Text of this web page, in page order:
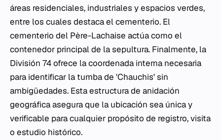
áreas residenciales, industriales y espacios verdes,
entre los cuales destaca el cementerio. El
cementerio del Père-Lachaise actúa como el
contenedor principal de la sepultura. Finalmente, la
División 74 ofrece la coordenada interna necesaria
para identificar la tumba de 'Chauchis' sin
ambigüedades. Esta estructura de anidación
geográfica asegura que la ubicación sea única y
verificable para cualquier propósito de registro, visita
o estudio histórico.